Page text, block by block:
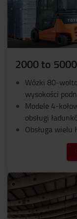
2000 to
Wózki 80-
wysokości
Modele 4-
obsługi
Obsługa wielu